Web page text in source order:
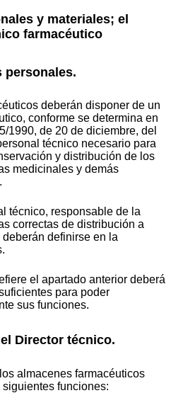
y materiales; el
farmacéutico
personales.
deberán disponer de un
conforme se determina en
1990, de 20 de diciembre, del
técnico necesario para
y distribución de los
medicinales y demás
técnico, responsable de la
correctas de distribución a
definirse en la
el apartado anterior deberá
para poder
sus funciones.
Director técnico.
almacenes farmacéuticos
funciones: